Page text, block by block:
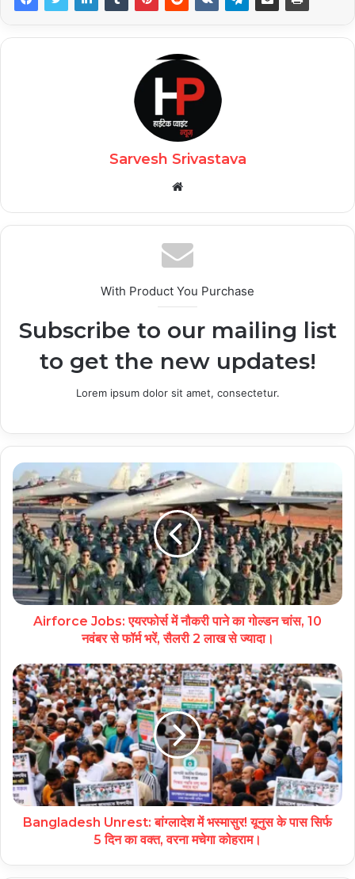
Sarvesh Srivastava
Website
With Product You Purchase
Subscribe to our mailing list
to get the new updates!
Lorem ipsum dolor sit amet, consectetur.
Airforce Jobs: एयरफोर्स में नौकरी पाने का गोल्‍डन चांस, 10
नवंबर से फॉर्म भरें, सैलरी 2 लाख से ज्यादा।
Bangladesh Unrest: बांग्‍लादेश में भस्‍मासुर! यूनुस के पास सिर्फ
5 द‍िन का वक्‍त, वरना मचेगा कोहराम।